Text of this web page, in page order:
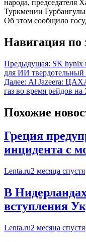
народа, председателя
Туркмении
Об этом сообщило
Навигация по
Предыдущая: SK hynix
для ИИ твердотельный
Далее: Al Jazeera:
газ во время рейдов на
Похожие
Греция
инцидента с
Lenta.ru2 месяца спустя
В
вступления
Lenta.ru2 месяца спустя